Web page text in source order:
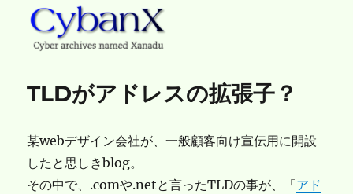
TLDがアドレスの拡張子？
某webデザイン会社が、一般顧客向け宣伝用に開設
したと思しきblog。
その中で、.comや.netと言ったTLDの事が、「アド